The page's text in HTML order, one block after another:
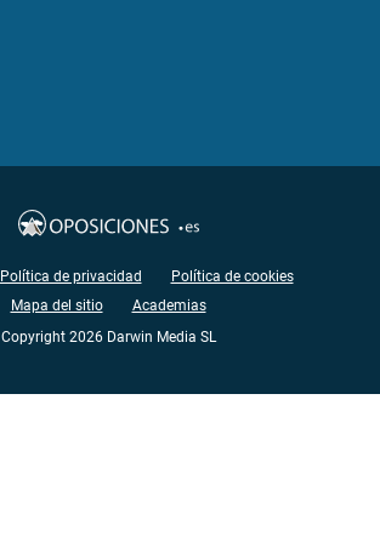
Política de privacidad
Política de cookies
Mapa del sitio
Academias
Copyright 2026 Darwin Media SL